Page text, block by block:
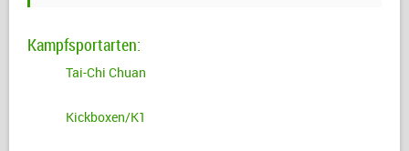
Kampfsportarten:
Tai-Chi Chuan
Kickboxen/K1